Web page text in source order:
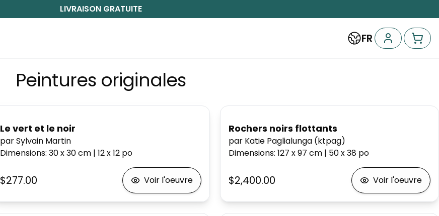
LIVRAISON GRATUITE
FR
Peintures originales
Le vert et le noir
par Sylvain Martin
Dimensions: 30 x 30cm| 12 x 12 po
$277.00 Voir l'oeuvre
Rochers noirs flottants
par Katie Paglialunga (ktpag)
Dimensions:127 x 97cm | 50 x 38 po
$2,400.00 Voir l'oeuvre